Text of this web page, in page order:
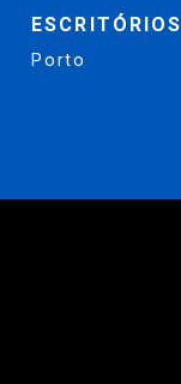
ESCRITÓRIOS
Porto